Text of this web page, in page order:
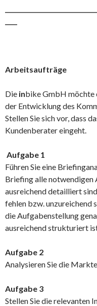
Arbeitsaufträge
Die inbike GmbH möchte
der Entwicklung des
Stellen Sie sich vor, dass
Kundenberater eingeht.
Aufgabe 1
Führen Sie eine
Briefing alle notwendigen
ausreichend detailliert
fehlen bzw. unzureichend
die Aufgabenstellung
ausreichend strukturiert
Aufgabe 2
Analysieren Sie die
Aufgabe 3
Stellen Sie die relevanten